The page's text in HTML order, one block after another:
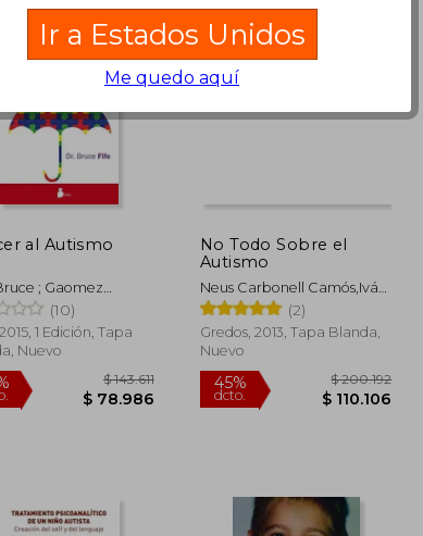
45%
dcto.
al Autismo
; Gaomez
Antonio Luis
(10)
1 Edición, Tapa
Nuevo
No Todo Sobre el
Autismo
Neus Carbonell Camós,Iván
Ruiz Acero
(2)
Gredos, 2013, Tapa Blanda,
Nuevo
Ir a Estados Unidos
Me quedo aquí